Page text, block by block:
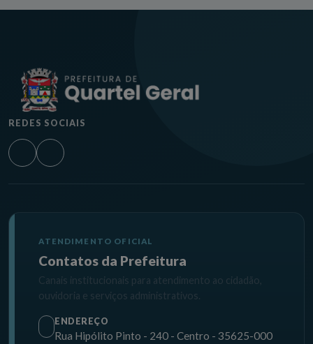
REDES SOCIAIS
ATENDIMENTO OFICIAL
Contatos da Prefeitura
Canais institucionais para atendimento ao cidadão,
ouvidoria e serviços administrativos.
ENDEREÇO
Rua Hipólito Pinto - 240 - Centro - 35625-000